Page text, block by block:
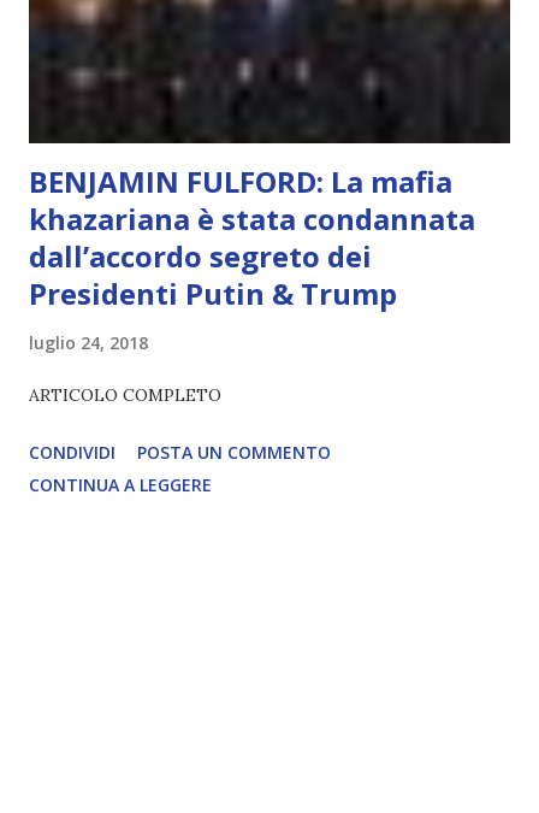
diventerà sempre più avanzata (soprattutto tra il 2027 e il
2035), emergeranno situazioni che renderanno la differenza
lampante: L’IA sarà in gr...
BENJAMIN FULFORD: La mafia
khazariana è stata condannata
dall’accordo segreto dei
Presidenti Putin & Trump
luglio 24, 2018
ARTICOLO COMPLETO
CONDIVIDI
POSTA UN COMMENTO
CONTINUA A LEGGERE